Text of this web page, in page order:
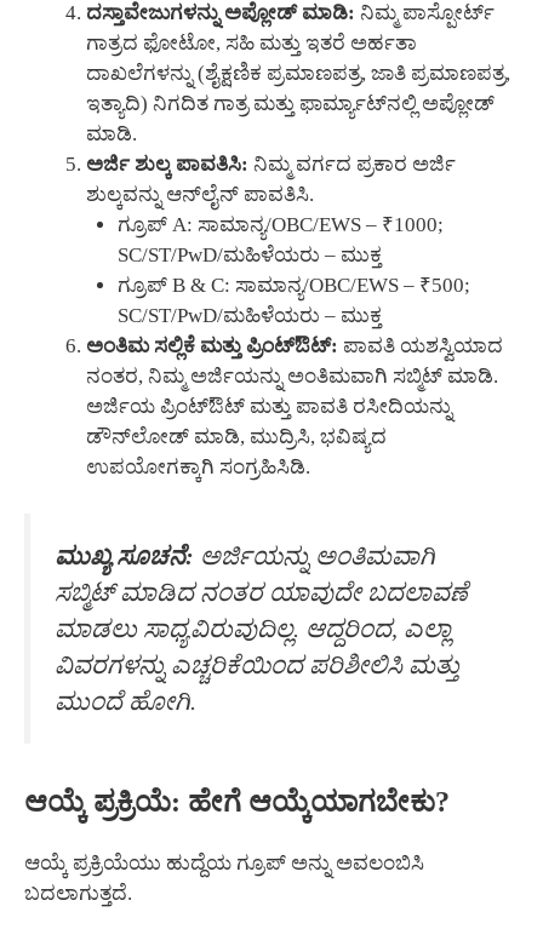
ದಸ್ತಾವೇಜುಗಳನ್ನು ಅಪ್ಲೋಡ್ ಮಾಡಿ: ನಿಮ್ಮ ಪಾಸ್ಪೋರ್ಟ್
ಗಾತ್ರದ ಫೋಟೋ, ಸಹಿ ಮತ್ತು ಇತರೆ ಅರ್ಹತಾ
ದಾಖಲೆಗಳನ್ನು (ಶೈಕ್ಷಣಿಕ ಪ್ರಮಾಣಪತ್ರ, ಜಾತಿ ಪ್ರಮಾಣಪತ್ರ,
ಇತ್ಯಾದಿ) ನಿಗದಿತ ಗಾತ್ರ ಮತ್ತು ಫಾರ್ಮ್ಯಾಟ್‌ನಲ್ಲಿ ಅಪ್ಲೋಡ್
ಮಾಡಿ.
ಅರ್ಜಿ ಶುಲ್ಕ ಪಾವತಿಸಿ: ನಿಮ್ಮ ವರ್ಗದ ಪ್ರಕಾರ ಅರ್ಜಿ
ಶುಲ್ಕವನ್ನು ಆನ್‌ಲೈನ್ ಪಾವತಿಸಿ.
ಗ್ರೂಪ್ A: ಸಾಮಾನ್ಯ/OBC/EWS – ₹1000;
SC/ST/PwD/ಮಹಿಳೆಯರು – ಮುಕ್ತ
ಗ್ರೂಪ್ B & C: ಸಾಮಾನ್ಯ/OBC/EWS – ₹500;
SC/ST/PwD/ಮಹಿಳೆಯರು – ಮುಕ್ತ
ಅಂತಿಮ ಸಲ್ಲಿಕೆ ಮತ್ತು ಪ್ರಿಂಟ್‌ಔಟ್: ಪಾವತಿ ಯಶಸ್ವಿಯಾದ
ನಂತರ, ನಿಮ್ಮ ಅರ್ಜಿಯನ್ನು ಅಂತಿಮವಾಗಿ ಸಬ್ಮಿಟ್ ಮಾಡಿ.
ಅರ್ಜಿಯ ಪ್ರಿಂಟ್‌ಔಟ್ ಮತ್ತು ಪಾವತಿ ರಸೀದಿಯನ್ನು
ಡೌನ್‌ಲೋಡ್ ಮಾಡಿ, ಮುದ್ರಿಸಿ, ಭವಿಷ್ಯದ
ಉಪಯೋಗಕ್ಕಾಗಿ ಸಂಗ್ರಹಿಸಿಡಿ.
ಮುಖ್ಯ ಸೂಚನೆ: ಅರ್ಜಿಯನ್ನು ಅಂತಿಮವಾಗಿ
ಸಬ್ಮಿಟ್ ಮಾಡಿದ ನಂತರ ಯಾವುದೇ ಬದಲಾವಣೆ
ಮಾಡಲು ಸಾಧ್ಯವಿರುವುದಿಲ್ಲ. ಆದ್ದರಿಂದ, ಎಲ್ಲಾ
ವಿವರಗಳನ್ನು ಎಚ್ಚರಿಕೆಯಿಂದ ಪರಿಶೀಲಿಸಿ ಮತ್ತು
ಮುಂದೆ ಹೋಗಿ.
ಆಯ್ಕೆ ಪ್ರಕ್ರಿಯೆ: ಹೇಗೆ ಆಯ್ಕೆಯಾಗಬೇಕು?
ಆಯ್ಕೆ ಪ್ರಕ್ರಿಯೆಯು ಹುದ್ದೆಯ ಗ್ರೂಪ್ ಅನ್ನು ಅವಲಂಬಿಸಿ
ಬದಲಾಗುತ್ತದೆ.